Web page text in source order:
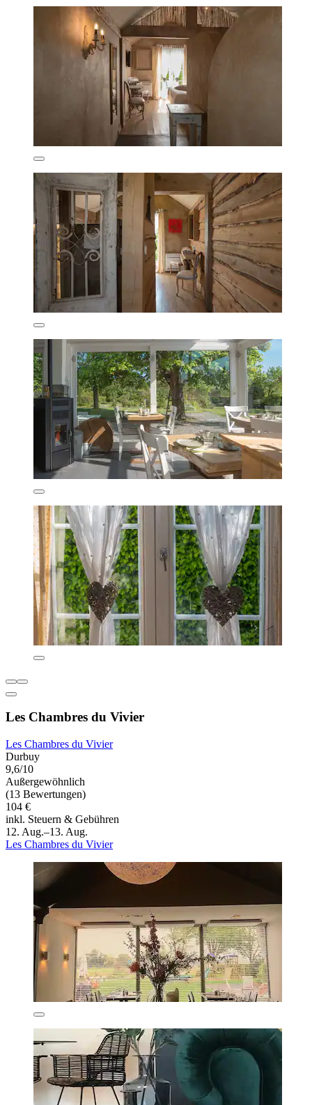
Les Chambres du Vivier
Les Chambres du Vivier
Durbuy
9,6/10
Außergewöhnlich
(13 Bewertungen)
104 €
inkl. Steuern & Gebühren
12. Aug.–13. Aug.
Les Chambres du Vivier